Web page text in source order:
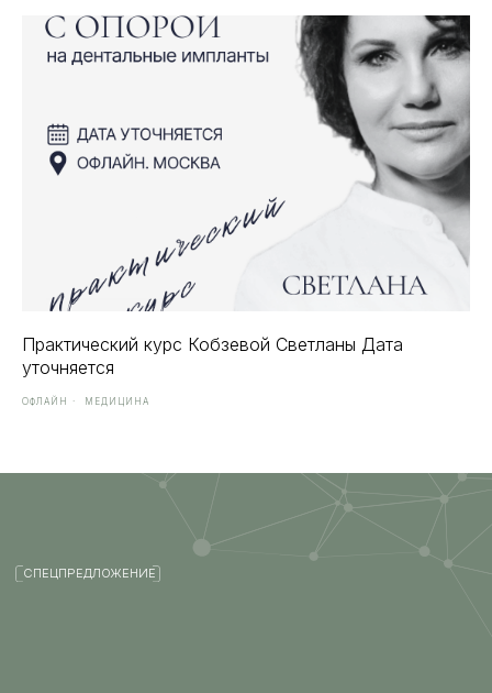
Практический курс Кобзевой Светланы Дата
уточняется
ОФЛАЙН МЕДИЦИНА